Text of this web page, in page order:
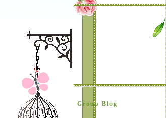
Group Blog